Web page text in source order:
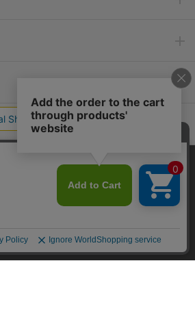
OFFICIAL SNS
体験とコンテンツ改善のためにCookieを使用
ことで、Cookieの使用に同意したものとみな
同意して閉じる